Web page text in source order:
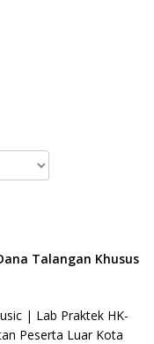
Talangan Khusus
| Lab Praktek HK-
Peserta Luar Kota